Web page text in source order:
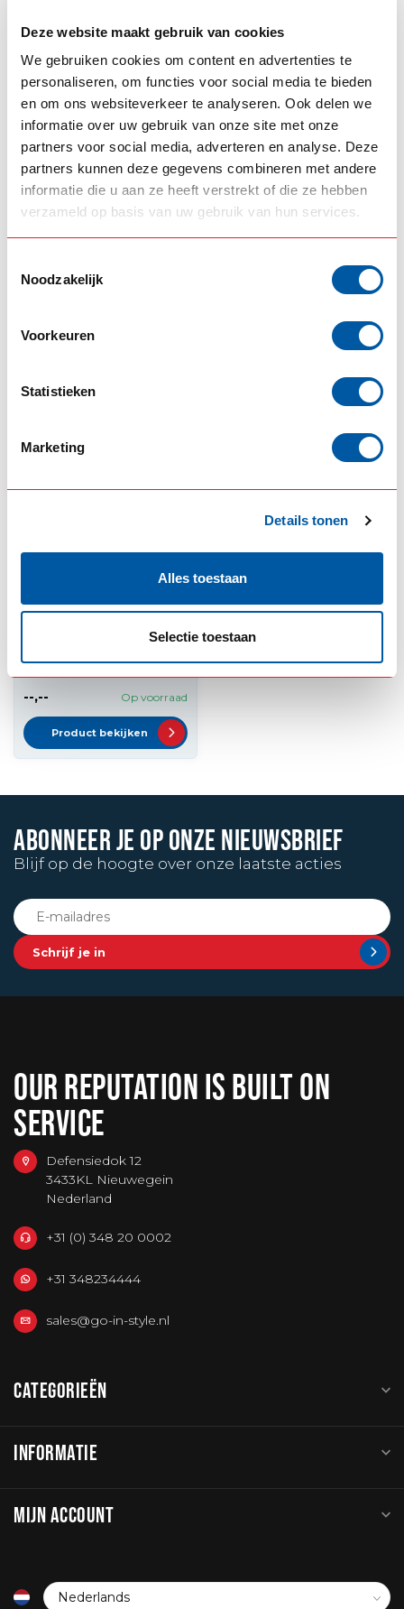
Deze website maakt gebruik van cookies
We gebruiken cookies om content en advertenties te
personaliseren, om functies voor social media te bieden
en om ons websiteverkeer te analyseren. Ook delen we
informatie over uw gebruik van onze site met onze
partners voor social media, adverteren en analyse. Deze
partners kunnen deze gegevens combineren met andere
informatie die u aan ze heeft verstrekt of die ze hebben
verzameld op basis van uw gebruik van hun services.
Noodzakelijk
Voorkeuren
Statistieken
Marketing
Details tonen
Alles toestaan
Selectie toestaan
--,-- Niet op voorraad Product bekijken
SCANIA
Product bekijken
Cabinetrap Scania
Product bekijken
SCANIA
Dakrek Scania 2/3-
--,-- Op voorraad
Product bekijken
ABONNEER JE OP ONZE NIEUWSBRIEF
Blijf op de hoogte over onze laatste acties
Schrijf je in
OUR REPUTATION IS BUILT ON
SERVICE
Defensiedok 12
3433KL Nieuwegein
Nederland
+31 (0) 348 20 0002
+31 348234444
sales@go-in-style.nl
CATEGORIEËN
INFORMATIE
MIJN ACCOUNT